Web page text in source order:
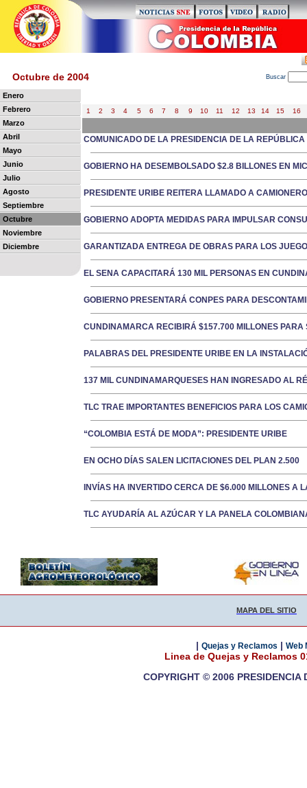
Octubre de 2004 Buscar
Enero
Febrero
Marzo
Abril
Mayo
Junio
Julio
Agosto
Septiembre
Octubre
Noviembre
Diciembre
1 2 3 4 5 6 7 8 9 10 11 12 13 14 15 16
COMUNICADO DE LA PRESIDENCIA DE LA REPÚBLICA
GOBIERNO HA DESEMBOLSADO $2.8 BILLONES EN
PRESIDENTE URIBE REITERA LLAMADO A
GOBIERNO ADOPTA MEDIDAS PARA IMPULSAR
GARANTIZADA ENTREGA DE OBRAS PARA LOS
EL SENA CAPACITARÁ 130 MIL PERSONAS EN
GOBIERNO PRESENTARÁ CONPES PARA
CUNDINAMARCA RECIBIRÁ $157.700 MILLONES PARA
PALABRAS DEL PRESIDENTE URIBE EN LA
137 MIL CUNDINAMARQUESES HAN INGRESADO AL
TLC TRAE IMPORTANTES BENEFICIOS PARA LOS
“COLOMBIA ESTÁ DE MODA”: PRESIDENTE URIBE
EN OCHO DÍAS SALEN LICITACIONES DEL PLAN 2.500
INVÍAS HA INVERTIDO CERCA DE $6.000 MILLONES A
TLC AYUDARÍA AL AZÚCAR Y LA PANELA
MAPA DEL SITIO
| Quejas y Reclamos | Web
Linea de Quejas y Reclamos
COPYRIGHT © 2006 PRESIDENCIA